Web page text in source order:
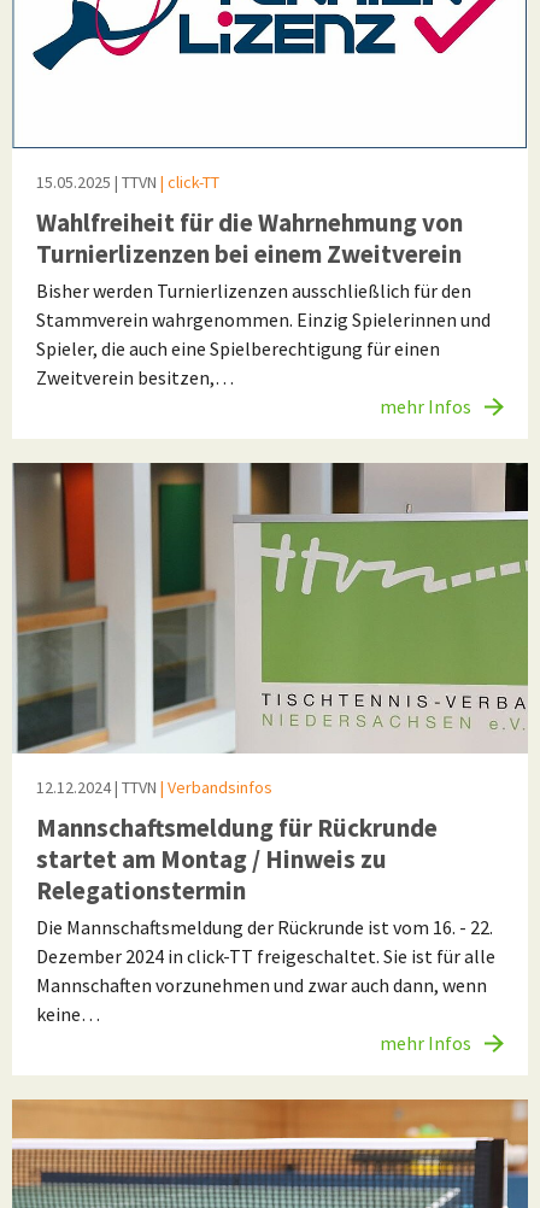
15.05.2025 | TTVN | click-TT
Wahlfreiheit für die Wahrnehmung von
Turnierlizenzen bei einem Zweitverein
Bisher werden Turnierlizenzen ausschließlich für den
Stammverein wahrgenommen. Einzig Spielerinnen und
Spieler, die auch eine Spielberechtigung für einen
Zweitverein besitzen,…
mehr Infos
12.12.2024| TTVN | Verbandsinfos
Mannschaftsmeldung für Rückrunde
startet am Montag / Hinweis zu
Relegationstermin
Die Mannschaftsmeldung der Rückrunde ist vom 16. - 22.
Dezember 2024 in click-TT freigeschaltet. Sie ist für alle
Mannschaften vorzunehmen und zwar auch dann, wenn
keine…
mehr Infos